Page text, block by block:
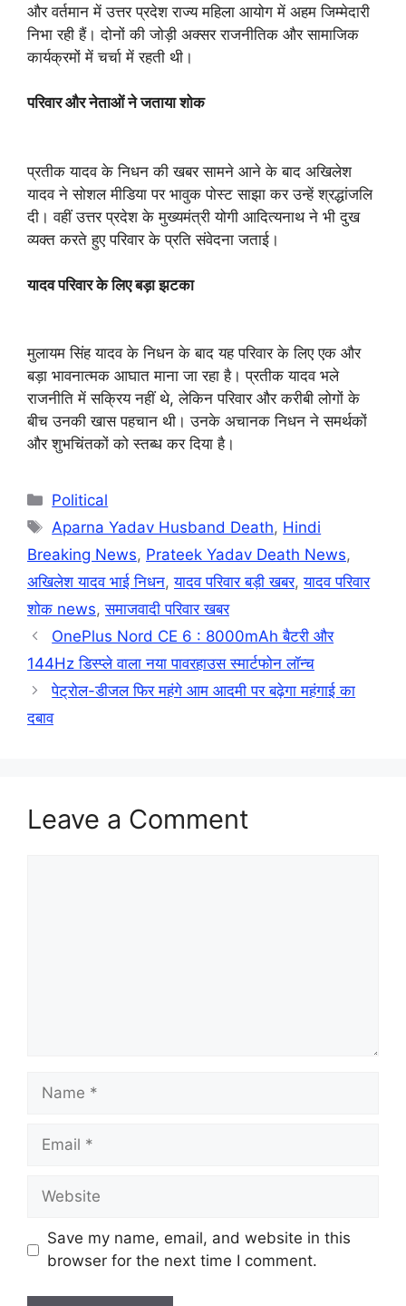
और वर्तमान में उत्तर प्रदेश राज्य महिला आयोग में अहम जिम्मेदारी
निभा रही हैं। दोनों की जोड़ी अक्सर राजनीतिक और सामाजिक
कार्यक्रमों में चर्चा में रहती थी।
परिवार और नेताओं ने जताया शोक
प्रतीक यादव के निधन की खबर सामने आने के बाद अखिलेश
यादव ने सोशल मीडिया पर भावुक पोस्ट साझा कर उन्हें श्रद्धांजलि
दी। वहीं उत्तर प्रदेश के मुख्यमंत्री योगी आदित्यनाथ ने भी दुख
व्यक्त करते हुए परिवार के प्रति संवेदना जताई।
यादव परिवार के लिए बड़ा झटका
मुलायम सिंह यादव के निधन के बाद यह परिवार के लिए एक और
बड़ा भावनात्मक आघात माना जा रहा है। प्रतीक यादव भले
राजनीति में सक्रिय नहीं थे, लेकिन परिवार और करीबी लोगों के
बीच उनकी खास पहचान थी। उनके अचानक निधन ने समर्थकों
और शुभचिंतकों को स्तब्ध कर दिया है।
Categories
Political
Tags
Aparna Yadav Husband Death, Hindi
Breaking News, Prateek Yadav Death News,
अखिलेश यादव भाई निधन,यादव परिवार बड़ी खबर,यादव परिवार
शोक news,समाजवादी परिवार खबर
OnePlus Nord CE 6 : 8000mAh बैटरी और
144Hz डिस्प्ले वाला नया पावरहाउस स्मार्टफोन लॉन्च
पेट्रोल-डीजल फिर महंगे आम आदमी पर बढ़ेगा महंगाई का
दबाव
Leave a Comment
Name
Email
Website
Save my name, email, and website in this
browser for the next time I comment.